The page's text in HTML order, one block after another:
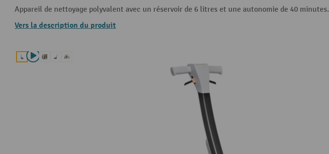
Appareil de nettoyage polyvalent avec un réservoir de 6 litres et une autonomie de 40 minutes.
Vers la description du produit